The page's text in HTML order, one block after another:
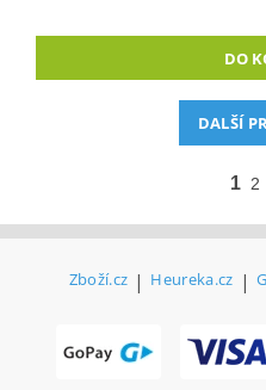
DALŠÍ
1 2
Zboží.cz | Heureka.cz |